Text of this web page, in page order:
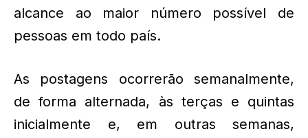
alcance ao maior número possível de
pessoas em todo país.
As postagens ocorrerão semanalmente,
de forma alternada, às terças e quintas
inicialmente e, em outras semanas,